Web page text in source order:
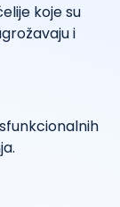
koje su
i